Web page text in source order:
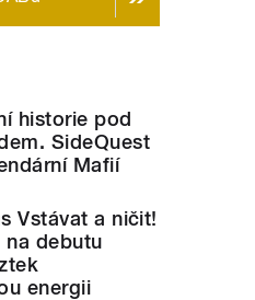
historie pod
SideQuest
Mafií
Vstávat a ničit!
na debutu
energii